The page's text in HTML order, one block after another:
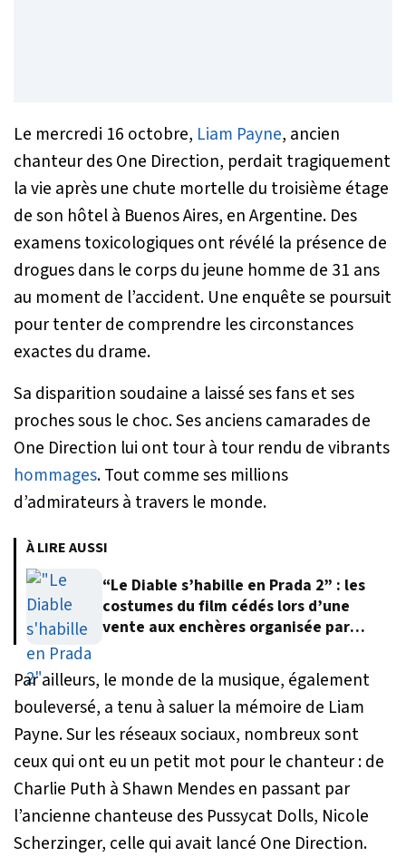
Le mercredi 16 octobre, Liam Payne, ancien
chanteur des One Direction, perdait tragiquement
la vie après une chute mortelle du troisième étage
de son hôtel à Buenos Aires, en Argentine. Des
examens toxicologiques ont révélé la présence de
drogues dans le corps du jeune homme de 31 ans
au moment de l’accident. Une enquête se poursuit
pour tenter de comprendre les circonstances
exactes du drame.
Sa disparition soudaine a laissé ses fans et ses
proches sous le choc. Ses anciens camarades de
One Direction lui ont tour à tour rendu de vibrants
hommages. Tout comme ses millions
d’admirateurs à travers le monde.
À LIRE AUSSI
“Le Diable s’habille en Prada 2” : les
costumes du film cédés lors d’une
vente aux enchères organisée par
Par ailleurs, le monde de la musique, également
bouleversé, a tenu à saluer la mémoire de Liam
Payne. Sur les réseaux sociaux, nombreux sont
ceux qui ont eu un petit mot pour le chanteur : de
Charlie Puth à Shawn Mendes en passant par
l’ancienne chanteuse des Pussycat Dolls, Nicole
Scherzinger, celle qui avait lancé One Direction.